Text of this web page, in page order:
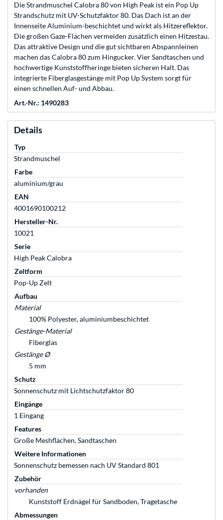
Die Strandmuschel Calobra 80 von High Peak ist ein Pop Up
Strandschutz mit UV-Schutzfaktor 80. Das Dach ist an der
Innenseite Aluminium-beschichtet und wirkt als Hitzereflektor.
Die großen Gaze-Flächen vermeiden zusätzlich einen Hitzestau.
Das attraktive Design und die gut sichtbaren Abspannleinen
machen das Calobra 80 zum Hingucker. Vier Sandtaschen und
hochwertige Kunststoffheringe bieten sicheren Halt. Das
integrierte Fiberglasgestänge mit Pop Up System sorgt für
einen schnellen Auf- und Abbau.
Art.-Nr.: 1490283
Details
Typ
Strandmuschel
Farbe
aluminium/grau
EAN
4001690100212
Hersteller-Nr.
10021
Serie
High Peak Calobra
Zeltform
Pop-Up Zelt
Aufbau
Material
100% Polyester, aluminiumbeschichtet
Gestänge-Material
Fiberglas
Gestänge Ø
5 mm
Schutz
Sonnenschutz mit Lichtschutzfaktor 80
Eingänge
1 Eingang
Features
Große Meshflächen, Sandtaschen
Weitere Informationen
Sonnenschutz bemessen nach UV Standard 801
Zubehör
vorhanden
Kunststoff Erdnägel für Sandboden, Tragetasche
Abmessungen